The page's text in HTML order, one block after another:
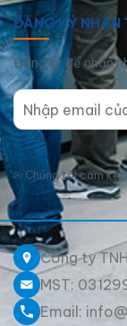
ĐĂNG KÝ NHẬN
Đăng ký để nhận
✉ Chúng tôi cam
Công ty
MST:
Email: